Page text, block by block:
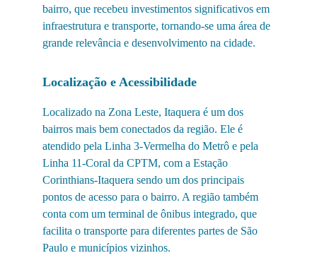
bairro, que recebeu investimentos significativos em
infraestrutura e transporte, tornando-se uma área de
grande relevância e desenvolvimento na cidade.
Localização e Acessibilidade
Localizado na Zona Leste, Itaquera é um dos
bairros mais bem conectados da região. Ele é
atendido pela Linha 3-Vermelha do Metrô e pela
Linha 11-Coral da CPTM, com a Estação
Corinthians-Itaquera sendo um dos principais
pontos de acesso para o bairro. A região também
conta com um terminal de ônibus integrado, que
facilita o transporte para diferentes partes de São
Paulo e municípios vizinhos.